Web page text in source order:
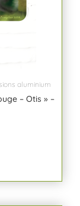
aluminium
– Otis » –